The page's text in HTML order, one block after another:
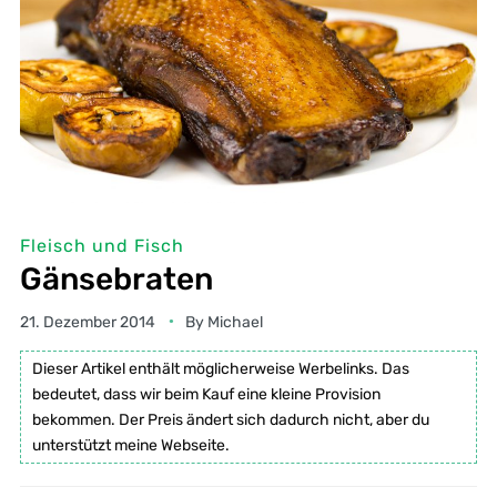
Fleisch und Fisch
Gänsebraten
21. Dezember 2014 By Michael
Dieser Artikel enthält möglicherweise Werbelinks. Das
bedeutet, dass wir beim Kauf eine kleine Provision
bekommen. Der Preis ändert sich dadurch nicht, aber du
unterstützt meine Webseite.